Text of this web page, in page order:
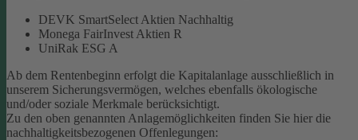
DEVK SmartSelect Aktien Nachhaltig
Monega FairInvest Aktien R
UniRak ESG A
Ab dem Rentenbeginn erfolgt die Kapitalanlage ausschließlich in
unserem Sicherungsvermögen, welches ebenfalls ökologische
und/oder soziale Merkmale berücksichtigt.
Zu den oben genannten Anlagemöglichkeiten finden Sie hier die
nachhaltigkeitsbezogenen Offenlegungen: